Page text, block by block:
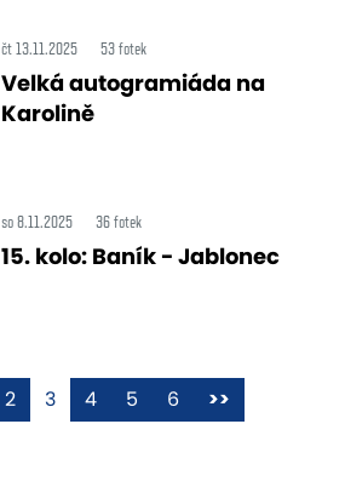
čt 13.11.2025 53 fotek
Velká autogramiáda na
Karolině
so 8.11.2025 36 fotek
15. kolo: Baník - Jablonec
2 3 4 5 6 >>